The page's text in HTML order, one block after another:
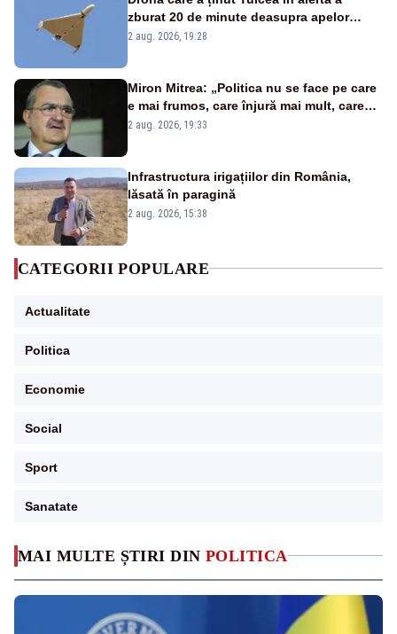
MAI MULTE ȘTIRI DIN POLITICA
zburat 20 de minute deasupra apelor
României. Au fost ridicate două F-16
2 aug. 2026, 19:28
Miron Mitrea: „Politica nu se face pe care
e mai frumos, care înjură mai mult, care
țipă mai tare, ci pe proiecte”
2 aug. 2026, 19:33
Infrastructura irigațiilor din România,
lăsată în paragină
2 aug. 2026, 15:38
CATEGORII POPULARE
Actualitate
Politica
Economie
Social
Sport
Sanatate